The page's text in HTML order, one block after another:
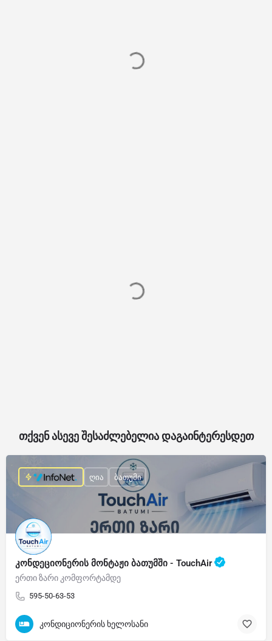
თქვენ ასევე შესაძლებელია დაგაინტერესდეთ
კონდეციონერის მონტაჟი ბათუმში - TouchAir
ერთი ზარი კომფორტამდე
595-50-63-53
ღია ბათუმი
კონდიციონერის ხელოსანი